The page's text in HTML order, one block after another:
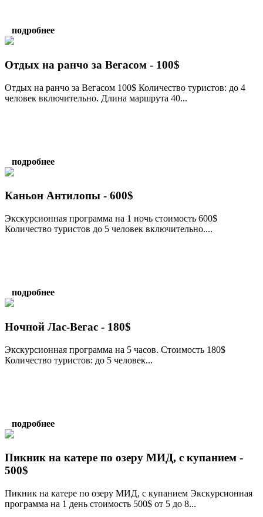
подробнее
Отдых на ранчо за Вегасом - 100$
Отдых на ранчо за Вегасом 100$ Количество туристов: до 4
человек включительно. Длина маршрута 40...
подробнее
Каньон Антилопы - 600$
Экскурсионная программа на 1 ночь стоимость 600$
Количество туристов до 5 человек включительно....
подробнее
Ночной Лас-Вегас - 180$
Экскурсионная программа на 5 часов. Стоимость 180$
Количество туристов: до 5 человек...
подробнее
Пикник на катере по озеру МИД, с купанием -
500$
Пикник на катере по озеру МИД, с купанием Экскурсионная
программа на 1 день стоимость 500$ от 5 до 8...